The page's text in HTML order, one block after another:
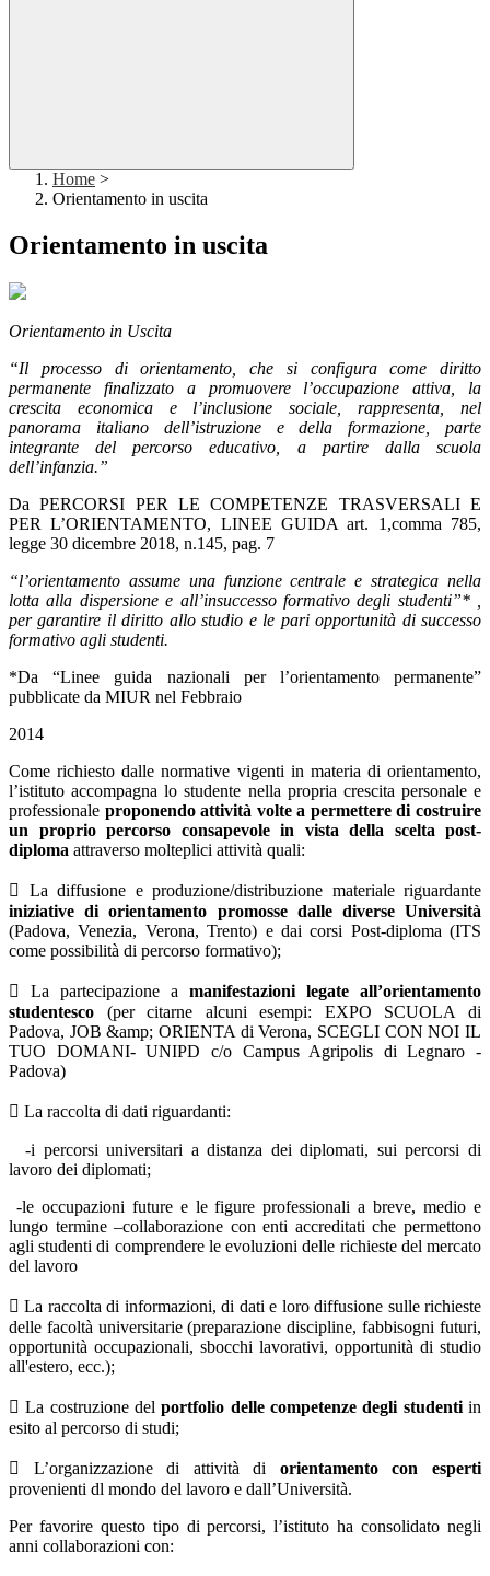
Home >
Orientamento in uscita
Orientamento in uscita
Orientamento in Uscita
“Il processo di orientamento, che si configura come diritto
permanente finalizzato a promuovere l’occupazione attiva, la
crescita economica e l’inclusione sociale, rappresenta, nel
panorama italiano dell’istruzione e della formazione, parte
integrante del percorso educativo, a partire dalla scuola
dell’infanzia.”
Da PERCORSI PER LE COMPETENZE TRASVERSALI E
PER L’ORIENTAMENTO, LINEE GUIDA art. 1,comma 785,
legge 30 dicembre 2018, n.145, pag. 7
“l’orientamento assume una funzione centrale e strategica nella
lotta alla dispersione e all’insuccesso formativo degli studenti”* ,
per garantire il diritto allo studio e le pari opportunità di successo
formativo agli studenti.
*Da “Linee guida nazionali per l’orientamento permanente”
pubblicate da MIUR nel Febbraio
2014
Come richiesto dalle normative vigenti in materia di orientamento,
l’istituto accompagna lo studente nella propria crescita personale e
professionale proponendo attività volte a permettere di costruire
un proprio percorso consapevole in vista della scelta post-
diploma attraverso molteplici attività quali:
 La diffusione e produzione/distribuzione materiale riguardante
iniziative di orientamento promosse dalle diverse Università
(Padova, Venezia, Verona, Trento) e dai corsi Post-diploma (ITS
come possibilità di percorso formativo);
 La partecipazione a manifestazioni legate all’orientamento
studentesco (per citarne alcuni esempi: EXPO SCUOLA di
Padova, JOB &amp; ORIENTA di Verona, SCEGLI CON NOI IL
TUO DOMANI- UNIPD c/o Campus Agripolis di Legnaro -
Padova)
 La raccolta di dati riguardanti:
-i percorsi universitari a distanza dei diplomati, sui percorsi di
lavoro dei diplomati;
-le occupazioni future e le figure professionali a breve, medio e
lungo termine –collaborazione con enti accreditati che permettono
agli studenti di comprendere le evoluzioni delle richieste del mercato
del lavoro
 La raccolta di informazioni, di dati e loro diffusione sulle richieste
delle facoltà universitarie (preparazione discipline, fabbisogni futuri,
opportunità occupazionali, sbocchi lavorativi, opportunità di studio
all'estero, ecc.);
 La costruzione delportfolio delle competenze degli studentiin
esito al percorso di studi;
 L’organizzazione di attività di orientamento con esperti
provenienti dl mondo del lavoro e dall’Università.
Per favorire questo tipo di percorsi, l’istituto ha consolidato negli
anni collaborazioni con: